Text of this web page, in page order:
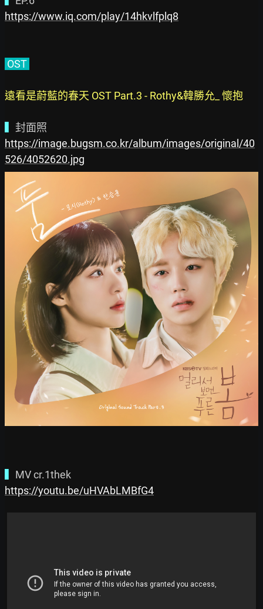
https://www.iq.com/play/14hkvlfplq8
OST
遠看是蔚藍的春天 OST Part.3 - Rothy&韓勝允_ 懷抱
https://image.bugsm.co.kr/album/images/original/40
526/4052620.jpg
https://youtu.be/uHVAbLMBfG4